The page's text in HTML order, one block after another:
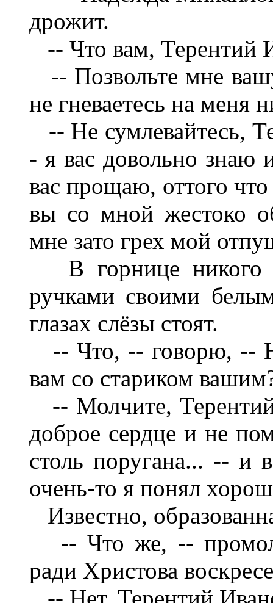
дрожит.
-- Что вам, Терентий
-- Позвольте мне
не гневаетесь на меня
-- Не сумлевайтесь,
- я вас довольно знаю
вас прощаю, оттого
вы со мной жестоко
мне зато грех мой
В горнице никого
ручками своими
глазах слёзы стоят.
-- Что, -- говорю, --
вам со стариком
-- Молчите,
доброе сердце и не
столь поругана... -- и
очень-то я понял
Известно,
-- Что же, --
ради Христова
-- Нет, Терентий